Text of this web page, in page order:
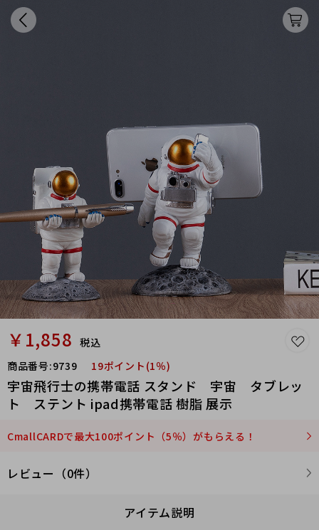
￥1,858 税込
商品番号:9739 19ポイント(1％)
宇宙飛行士の携帯電話 スタンド 宇宙 タブレッ
ト ステント ipad携帯電話 樹脂 展示
CmallCARDで最大100ポイント（5％）がもらえる！
レビュー（0件）
アイテム説明